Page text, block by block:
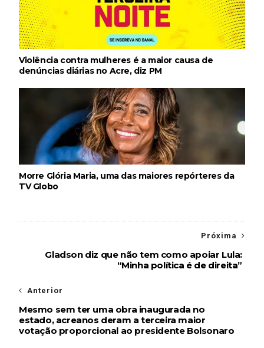
Violência contra mulheres é a maior causa de
denúncias diárias no Acre, diz PM
Morre Glória Maria, uma das maiores repórteres da
TV Globo
Próxima
Gladson diz que não tem como apoiar Lula:
“Minha política é de direita”
Anterior
Mesmo sem ter uma obra inaugurada no
estado, acreanos deram a terceira maior
votação proporcional ao presidente Bolsonaro